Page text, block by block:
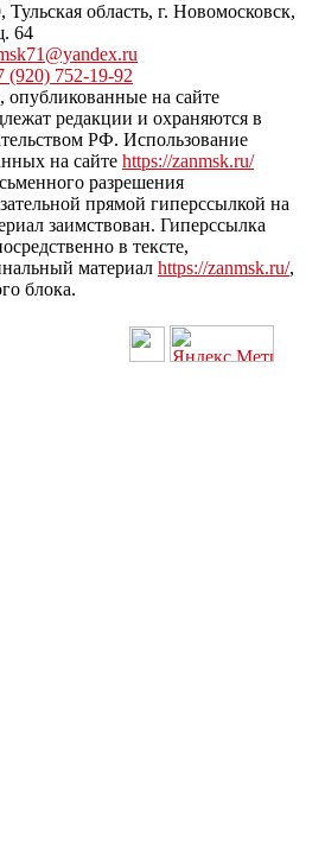
область, г. Новомосковск,
64
(920) 752-19-92
опубликованные на сайте
редакции и охраняются в
РФ. Использование
на сайте https://zanmsk.ru/
разрешения
прямой гиперссылкой на
заимствован. Гиперссылка
в тексте,
материал https://zanmsk.ru/,
блока.